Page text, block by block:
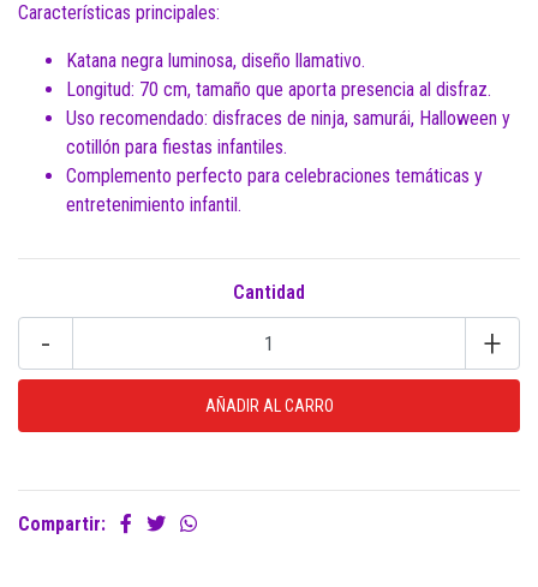
Características principales:
Katana negra luminosa, diseño llamativo.
Longitud: 70 cm, tamaño que aporta presencia al disfraz.
Uso recomendado: disfraces de ninja, samurái, Halloween y
cotillón para fiestas infantiles.
Complemento perfecto para celebraciones temáticas y
entretenimiento infantil.
Cantidad
- +
Compartir: